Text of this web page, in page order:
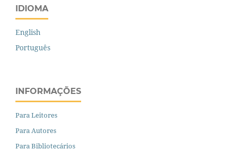
IDIOMA
English
Português
INFORMAÇÕES
Para Leitores
Para Autores
Para Bibliotecários